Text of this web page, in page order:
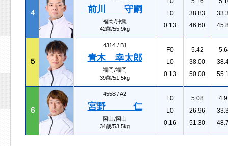
４ 前川 守嗣
福岡/沖縄
42歳/55.9kg
L0
0.13
38.83
46.60
５
4314 / B1
青木 幸太郎
福岡/福岡
39歳/51.5kg
F0
L0
0.13
5.42
38.00
50.00
６
4558 /A2
宮野 仁
岡山/岡山
34歳/53.5kg
F0
L0
0.16
5.08
26.96
51.30